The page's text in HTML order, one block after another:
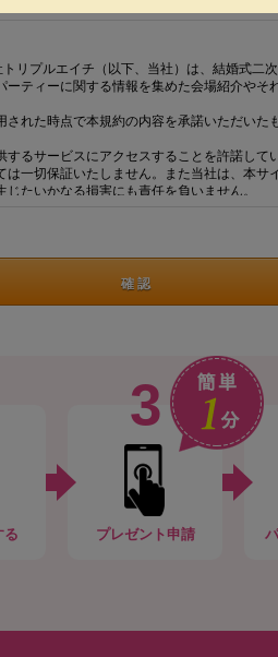
リプルエイチ（以下、当社）は、結婚式二
ーティーに関する情報を集めた会場紹介やそ
れた時点で本規約の内容を承諾いただいた
するサービスにアクセスすることを許諾して
は一切保証いたしません。また当社は、本サ
たいかなる損害にも責任を負いません。
合には、ユーザーとサービス提供者との間で
サイト上の記載内容、サービス提供者におけ
ページ、サーバー、ドメイン等から送られる
が含まれないことを保証しません。
に対し、適宜上、情報提供やアドバイスを行
する返信とサービスの提供の為であり、当
て厳重に管理します。
社に利用の有無を確認する際に、ユーザー
することはありません。
や、法令により開示を求められた場合や、裁
会を受けた場合に開示することがあります。
社に損害が生じた場合、ユーザーがその損害
る
3
プレゼント申請